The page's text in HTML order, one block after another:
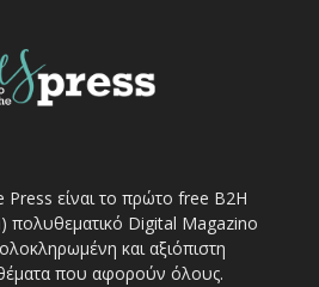
Press είναι το πρώτο free Β2Η
πολυθεματικό Digital Magazino
και αξιόπιστη
που αφορούν όλους.